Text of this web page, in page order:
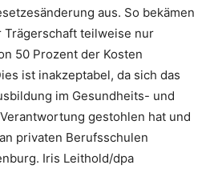
aus. So bekämen
teilweise nur
50 Prozent der Kosten
ist inakzeptabel, da sich das
im Gesundheits- und
gestohlen hat und
privaten Berufsschulen
Iris Leithold/dpa